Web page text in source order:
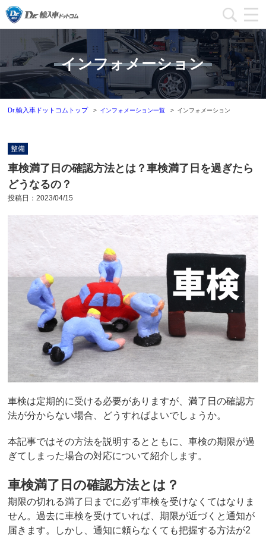
加盟店一覧
加盟店ブログ一覧
インフォメーション
加盟店募集
本部問い合わせ
インフォメーション
Dr.輸入車ドットコムトップ インフォメーション一覧 インフォメーション
整備
車検満了日の確認方法とは？車検満了日を過ぎたら
どうなるの？
投稿日：2023/04/15
車検は定期的に受ける必要がありますが、満了日の確認方
法が分からない場合、どうすればよいでしょうか。
本記事ではその方法を説明するとともに、車検の期限が過
ぎてしまった場合の対応について紹介します。
車検満了日の確認方法とは？
期限の切れる満了日までに必ず車検を受けなくてはなりま
せん。過去に車検を受けていれば、期限が近づくと通知が
届きます。しかし、通知に頼らなくても把握する方法が2